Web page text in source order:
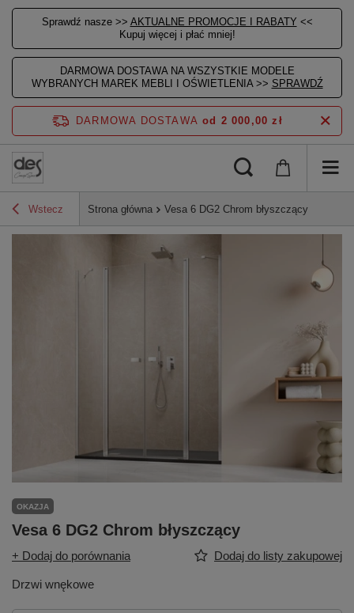
Sprawdź nasze >> AKTUALNE PROMOCJE I RABATY <<
Kupuj więcej i płać mniej!
DARMOWA DOSTAWA NA WSZYSTKIE MODELE
WYBRANYCH MAREK MEBLI I OŚWIETLENIA >> SPRAWDŹ
DARMOWA DOSTAWA od 2 000,00 zł
Wstecz Strona główna Vesa 6 DG2 Chrom błyszczący
OKAZJA
Vesa 6 DG2 Chrom błyszczący
+ Dodaj do porównania Dodaj do listy zakupowej
Drzwi wnękowe